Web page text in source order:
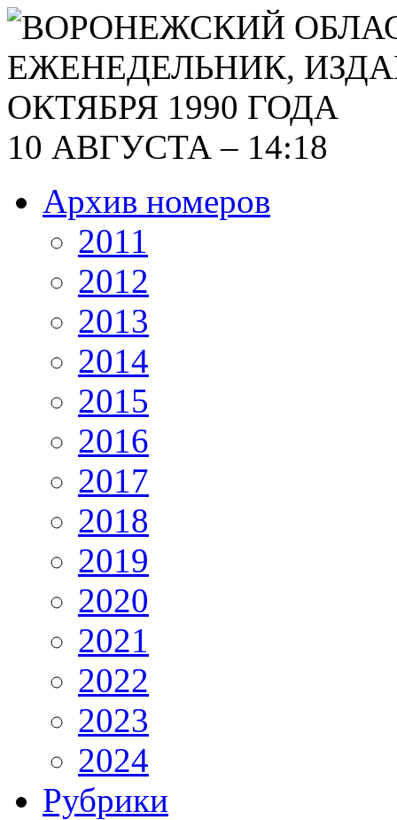
10 АВГУСТА – 14:18
Архив номеров
2011
2012
2013
2014
2015
2016
2017
2018
2019
2020
2021
2022
2023
2024
Рубрики